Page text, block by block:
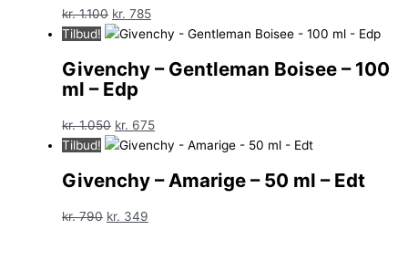
kr.1.100 Den
oprindelige
var:
kr. 1.100.
kr. 785Den
aktuelle
er:
Tilbud!
Givenchy – Gentleman Boisee – 100
ml – Edp
kr.1.050 Den
oprindelige
var:
kr. 675Den
aktuelle
er:
Tilbud!
Givenchy – Amarige – 50 ml – Edt
kr.790 Den
kr. 349